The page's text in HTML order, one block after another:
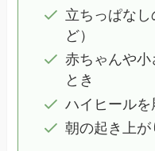
立ちっぱな
ど）
赤ちゃんや小
とき
ハイヒールを
朝の起き上が